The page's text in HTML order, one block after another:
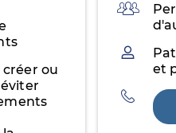
ou
Public
et
Téléphone